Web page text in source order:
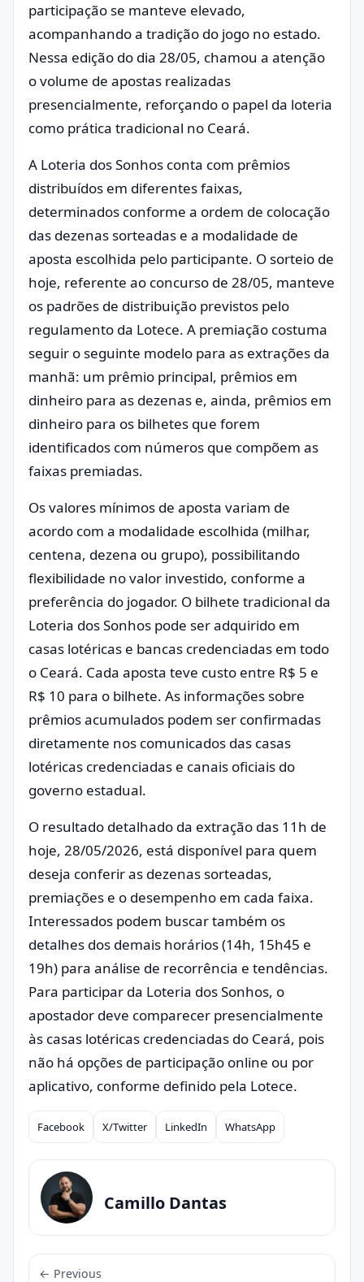
participação se manteve elevado,
acompanhando a tradição do jogo no estado.
Nessa edição do dia 28/05, chamou a atenção
o volume de apostas realizadas
presencialmente, reforçando o papel da loteria
como prática tradicional no Ceará.
A Loteria dos Sonhos conta com prêmios
distribuídos em diferentes faixas,
determinados conforme a ordem de colocação
das dezenas sorteadas e a modalidade de
aposta escolhida pelo participante. O sorteio de
hoje, referente ao concurso de 28/05, manteve
os padrões de distribuição previstos pelo
regulamento da Lotece. A premiação costuma
seguir o seguinte modelo para as extrações da
manhã: um prêmio principal, prêmios em
dinheiro para as dezenas e, ainda, prêmios em
dinheiro para os bilhetes que forem
identificados com números que compõem as
faixas premiadas.
Os valores mínimos de aposta variam de
acordo com a modalidade escolhida (milhar,
centena, dezena ou grupo), possibilitando
flexibilidade no valor investido, conforme a
preferência do jogador. O bilhete tradicional da
Loteria dos Sonhos pode ser adquirido em
casas lotéricas e bancas credenciadas em todo
o Ceará. Cada aposta teve custo entre R$ 5 e
R$ 10 para o bilhete. As informações sobre
prêmios acumulados podem ser confirmadas
diretamente nos comunicados das casas
lotéricas credenciadas e canais oficiais do
governo estadual.
O resultado detalhado da extração das 11h de
hoje, 28/05/2026, está disponível para quem
deseja conferir as dezenas sorteadas,
premiações e o desempenho em cada faixa.
Interessados podem buscar também os
detalhes dos demais horários (14h, 15h45 e
19h) para análise de recorrência e tendências.
Para participar da Loteria dos Sonhos, o
apostador deve comparecer presencialmente
às casas lotéricas credenciadas do Ceará, pois
não há opções de participação online ou por
aplicativo, conforme definido pela Lotece.
Compartilhar
Facebook X/Twitter LinkedIn WhatsApp
Camillo Dantas
← Previous